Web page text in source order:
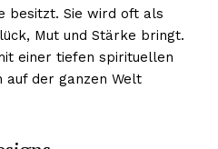
besitzt. Sie wird oft als
Mut und Stärke bringt.
einer tiefen spirituellen
auf der ganzen Welt